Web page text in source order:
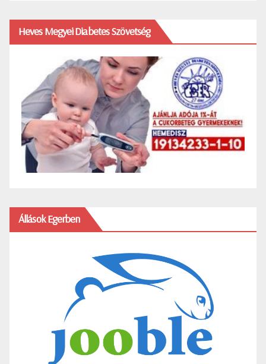
Heves Megyei Diabetes Szövetség
Állások Egerben